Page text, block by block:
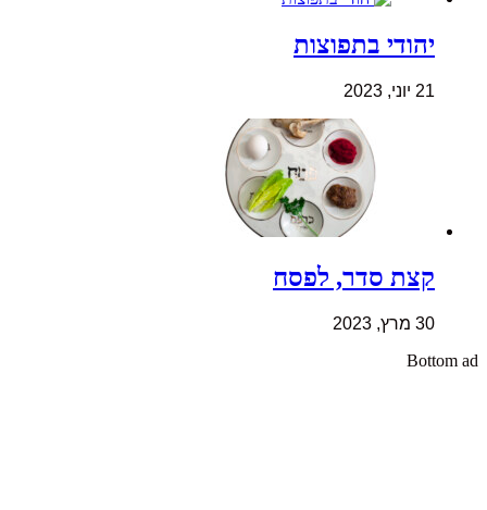
יהודי בתפוצות
21 יוני, 2023
קצת סדר, לפסח
30 מרץ, 2023
Bottom ad